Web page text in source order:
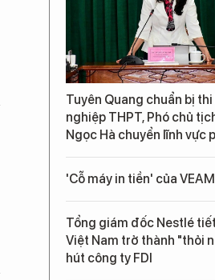
Tuyên Quang chuẩn bị
nghiệp THPT, Phó chủ
Ngọc Hà chuyển lĩnh vực
'Cỗ máy in tiền' của VEAM
Tổng giám đốc Nestlé
Việt Nam trở thành "thỏi
hút công ty FDI